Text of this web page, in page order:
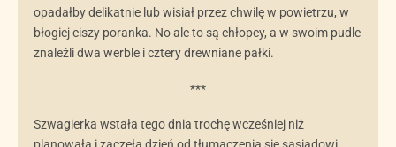
opadałby delikatnie lub wisiał przez chwilę w powietrzu, w
błogiej ciszy poranka. No ale to są chłopcy, a w swoim pudle
znaleźli dwa werble i cztery drewniane pałki.
***
Szwagierka wstała tego dnia trochę wcześniej niż